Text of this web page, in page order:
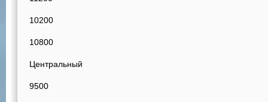
10200
10800
Центральный
9500